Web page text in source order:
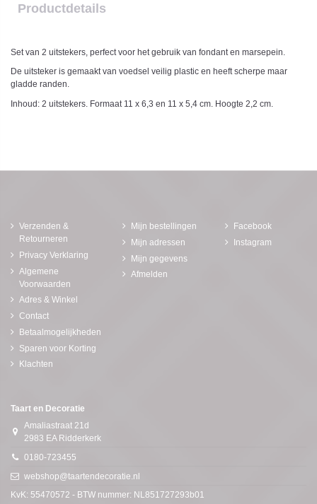
Productdetails
Set van 2 uitstekers, perfect voor het gebruik van fondant en marsepein.
De uitsteker is gemaakt van voedsel veilig plastic en heeft scherpe maar
gladde randen.
Inhoud: 2 uitstekers. Formaat 11 x 6,3 en 11 x 5,4 cm. Hoogte 2,2 cm.
Verzenden &
Retourneren
Privacy Verklaring
Algemene
Voorwaarden
Adres & Winkel
Contact
Betaalmogelijkheden
Sparen voor Korting
Klachten
Mijn bestellingen
Mijn adressen
Mijn gegevens
Afmelden
Facebook
Instagram
Taart en Decoratie
Amaliastraat 21d
2983 EA Ridderkerk
0180-723455
webshop@taartendecoratie.nl
KvK: 55470572 - BTW nummer: NL851727293b01